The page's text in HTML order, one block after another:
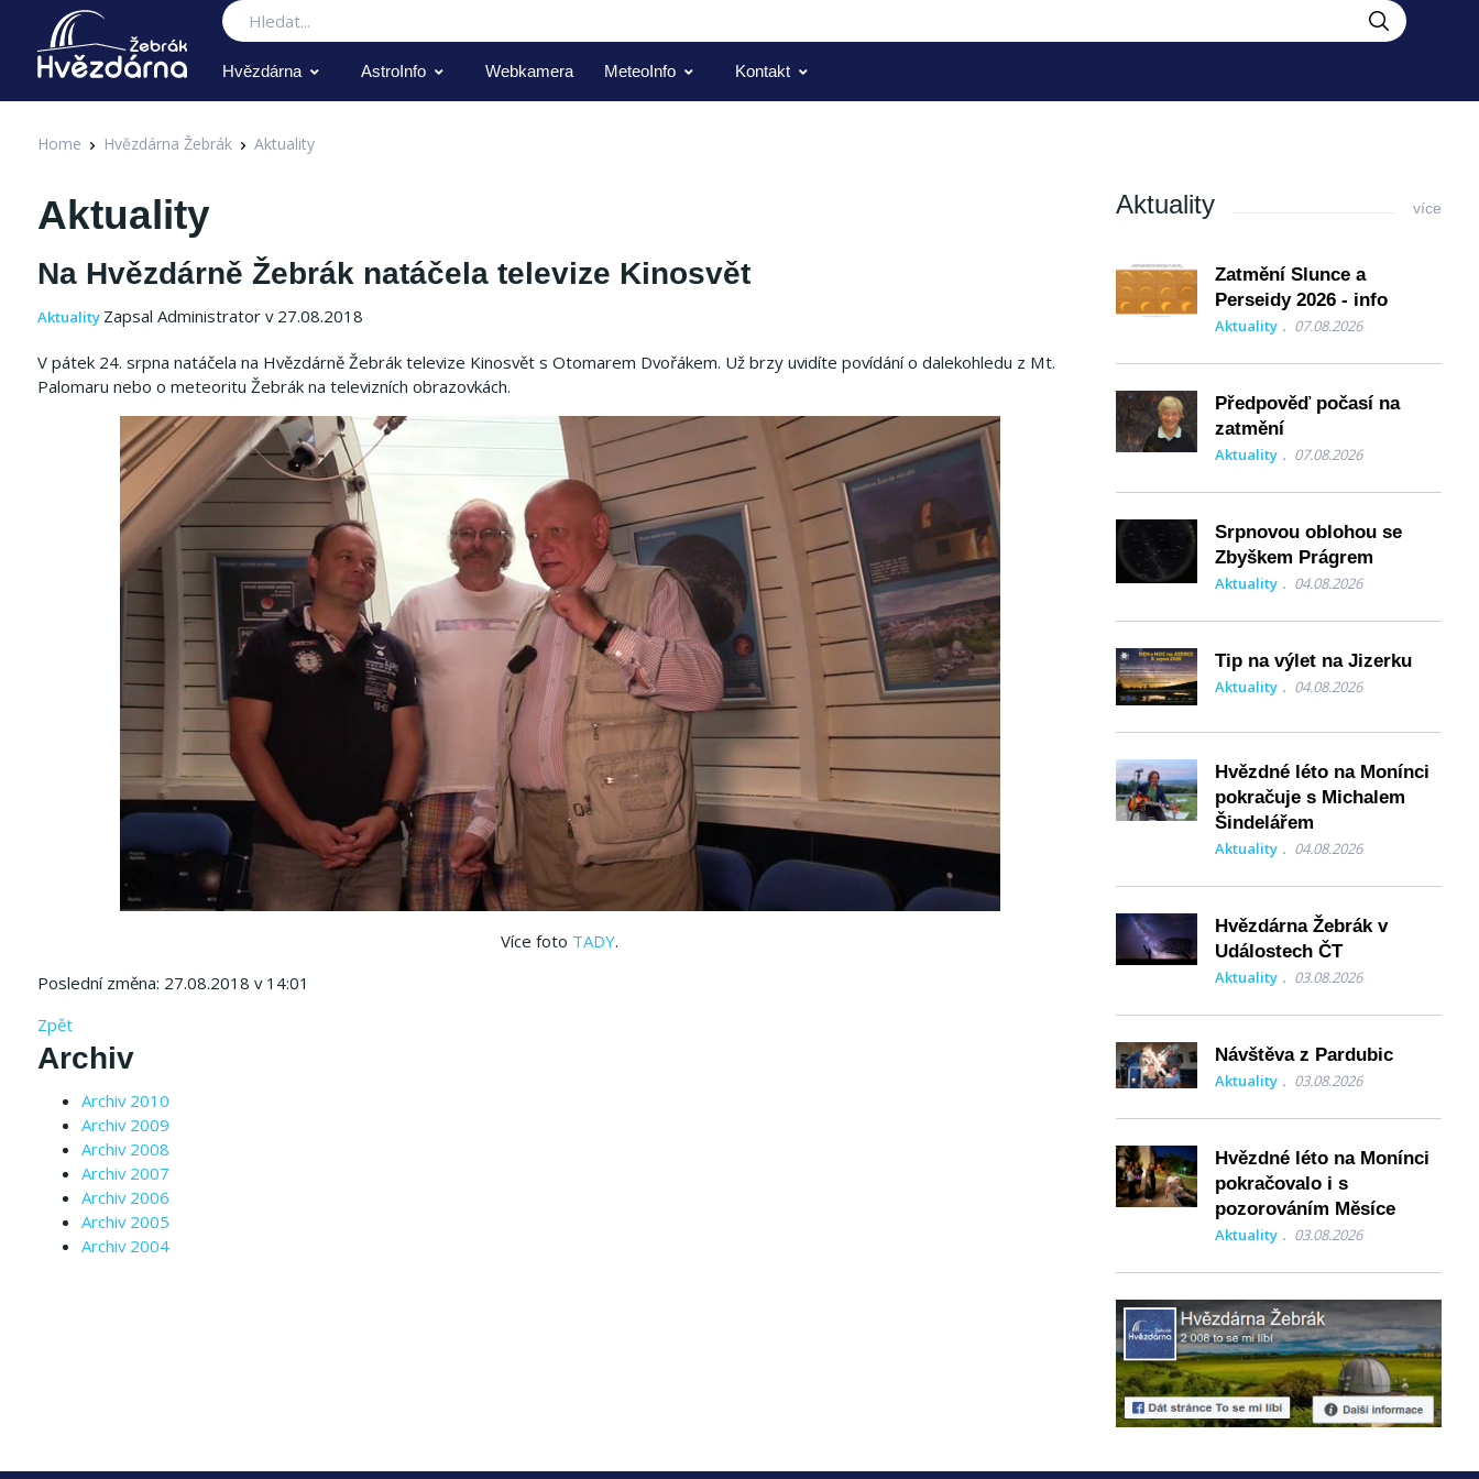
Hledat
Hvězdárna AstroInfo Webkamera MeteoInfo Kontakt
Home Hvězdárna Žebrák Aktuality
Aktuality
Na Hvězdárně Žebrák natáčela televize Kinosvět
Aktuality Zapsal Administrator v 27.08.2018
V pátek 24. srpna natáčela na Hvězdárně Žebrák televize Kinosvět s Otomarem Dvořákem. Už brzy uvidíte povídání o dalekohledu z Mt.
Palomaru nebo o meteoritu Žebrák na televizních obrazovkách.
Více foto TADY.
Poslední změna: 27.08.2018 v 14:01
Zpět
Archiv
Archiv 2010
Archiv 2009
Archiv 2008
Archiv 2007
Archiv 2006
Archiv 2005
Archiv 2004
Aktuality více
Zatmění Slunce a
Perseidy 2026 - info
Aktuality 07.08.2026
Předpověď počasí na
zatmění
Aktuality 07.08.2026
Srpnovou oblohou se
Zbyškem Prágrem
Aktuality 04.08.2026
Tip na výlet na Jizerku
Aktuality 04.08.2026
Hvězdné léto na Monínci
pokračuje s Michalem
Šindelářem
Aktuality 04.08.2026
Hvězdárna Žebrák v
Událostech ČT
Aktuality 03.08.2026
Návštěva z Pardubic
Aktuality 03.08.2026
Hvězdné léto na Monínci
pokračovalo i s
pozorováním Měsíce
Aktuality 03.08.2026